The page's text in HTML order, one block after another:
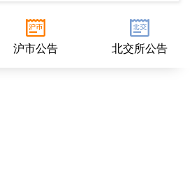
沪市公告 北交所公告